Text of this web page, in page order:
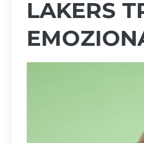
LAKERS